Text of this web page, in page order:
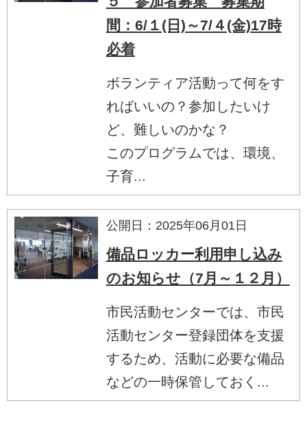
間：6/１(日)～7/４(金)17時
必着
ボランティア活動って何をす
ればいいの？参加したいけ
ど、難しいのかな？
このプログラムでは、環境、
子育...
公開日：2025年06月01日
備品ロッカー利用申し込み
のお知らせ（7月～１２月）
市民活動センターでは、市民
活動センター登録団体を支援
するため、活動に必要な備品
などの一時保管しておく...